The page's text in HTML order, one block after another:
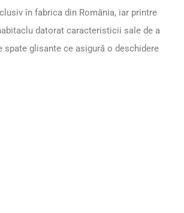
în fabrica din România, iar printre
datorat caracteristicii sale de a
glisante ce asigură o deschidere